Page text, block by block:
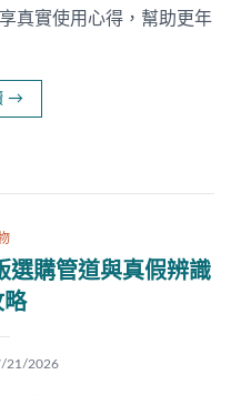
真實使用心得，幫助更年
→
選購管道與真假辨識
略
21/2026